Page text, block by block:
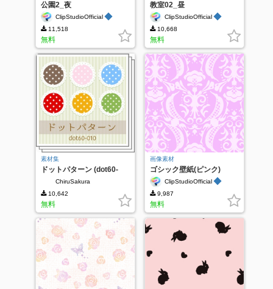
公園2_夜
ClipStudioOfficial ◆
11,518
無料
教室02_昼
ClipStudioOfficial ◆
10,668
無料
素材集
ドットパターン (dot60-
ChiruSakura
10,642
無料
画像素材
ゴシック壁紙(ピンク)
ClipStudioOfficial ◆
9,987
無料